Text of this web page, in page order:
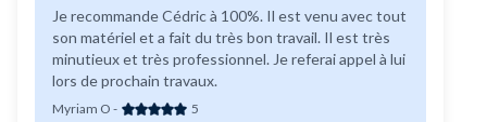
Je recommande Cédric à 100%. Il est venu avec tout
son matériel et a fait du très bon travail. Il est très
minutieux et très professionnel. Je referai appel à lui
lors de prochain travaux.
Myriam O - 5